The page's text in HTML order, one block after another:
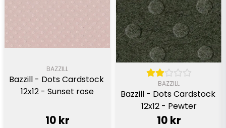
BAZZILL
Bazzill - Dots Cardstock
12x12 - Sunset rose
10 kr
BAZZILL
Bazzill - Dots Cardstock
12x12 - Pewter
10 kr